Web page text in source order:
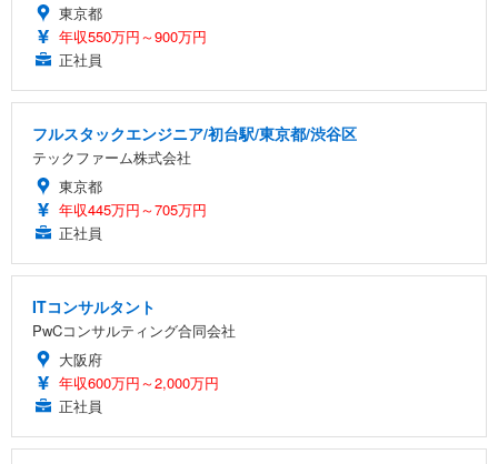
東京都
年収550万円～900万円
正社員
フルスタックエンジニア/初台駅/東京都/渋谷区
テックファーム株式会社
東京都
年収445万円～705万円
正社員
ITコンサルタント
PwCコンサルティング合同会社
大阪府
年収600万円～2,000万円
正社員